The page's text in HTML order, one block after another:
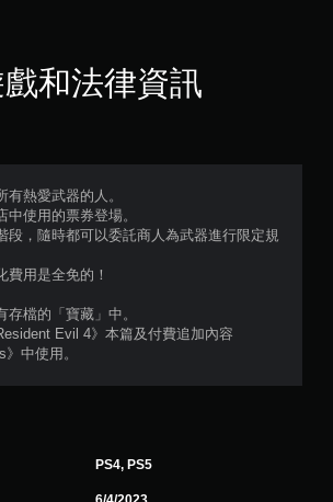
）
則
和法律資訊
熱愛武器的人。
使用的票券登場。
段，隨時都可以委託商人為武器進行限定規
費用是全免的！
檔的「寶藏」中。
Evil 4》本篇及付費追加內容
》中使用。
PS4, PS5